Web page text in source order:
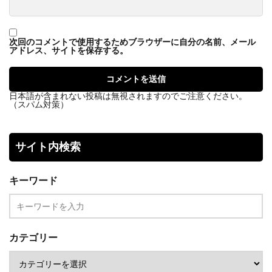
次回のコメントで使用するためブラウザーに自分の名前、メール
アドレス、サイトを保存する。
日本語が含まれない投稿は無視されますのでご注意ください。
（スパム対策）
サイト内検索
キーワード
カテゴリー